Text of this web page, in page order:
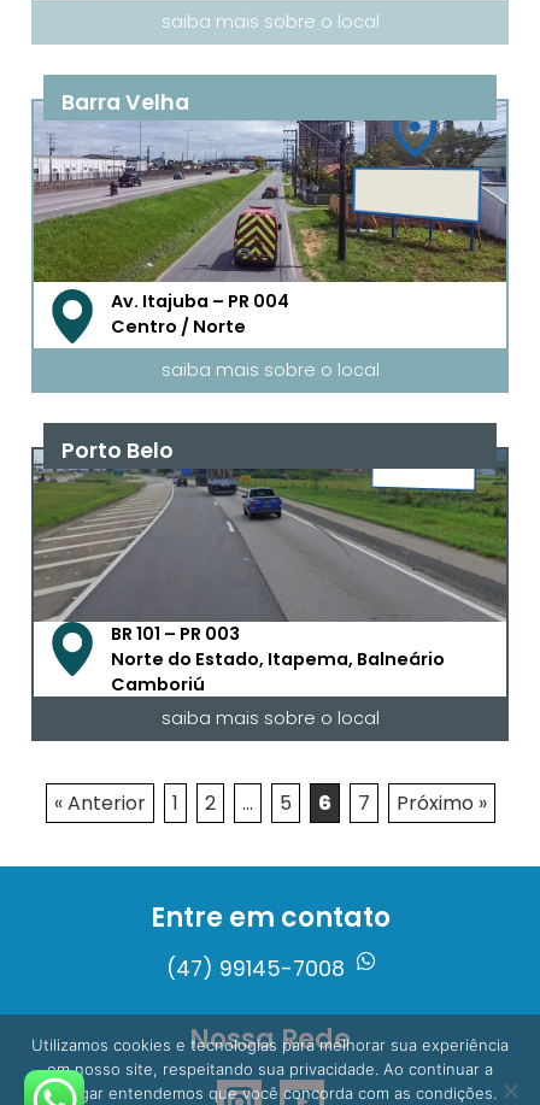
saiba mais sobre o local
Barra Velha
Av. Itajuba – PR 004
Centro / Norte
saiba mais sobre o local
Porto Belo
BR 101 – PR 003
Norte do Estado, Itapema, Balneário
Camboriú
saiba mais sobre o local
« Anterior 1 2 … 5 6 7 Próximo »
Entre em contato
(47) 99145-7008
Nossa Rede
Utilizamos cookies e tecnologias para melhorar sua experiência
em nosso site, respeitando sua privacidade. Ao continuar a
navegar entendemos que você concorda com as condições.